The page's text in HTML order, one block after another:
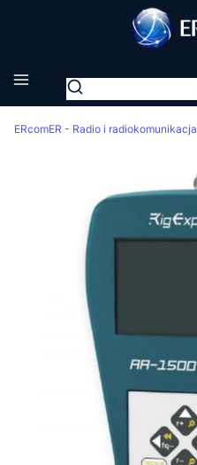
Otwórz wyszukiwarkę
ERcomER - Radio i radiokomunikacja